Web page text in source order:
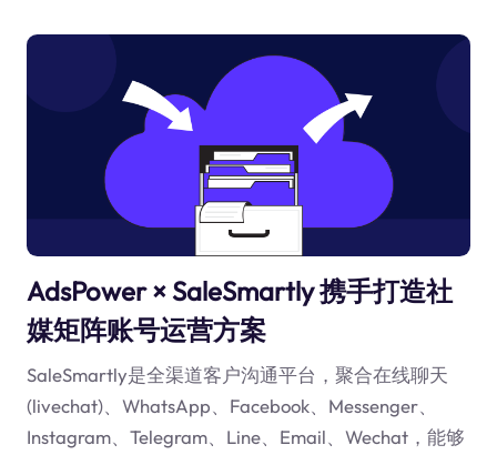
AdsPower × SaleSmartly 携手打造社
媒矩阵账号运营方案
SaleSmartly是全渠道客户沟通平台，聚合在线聊天
(livechat)、WhatsApp、Facebook、Messenger、
Instagram、Telegram、Line、Email、Wechat，能够